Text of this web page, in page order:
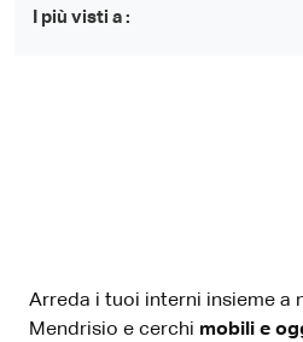
I più visti a :
Arreda i tuoi interni insieme a
Mendrisio e cerchi mobili e